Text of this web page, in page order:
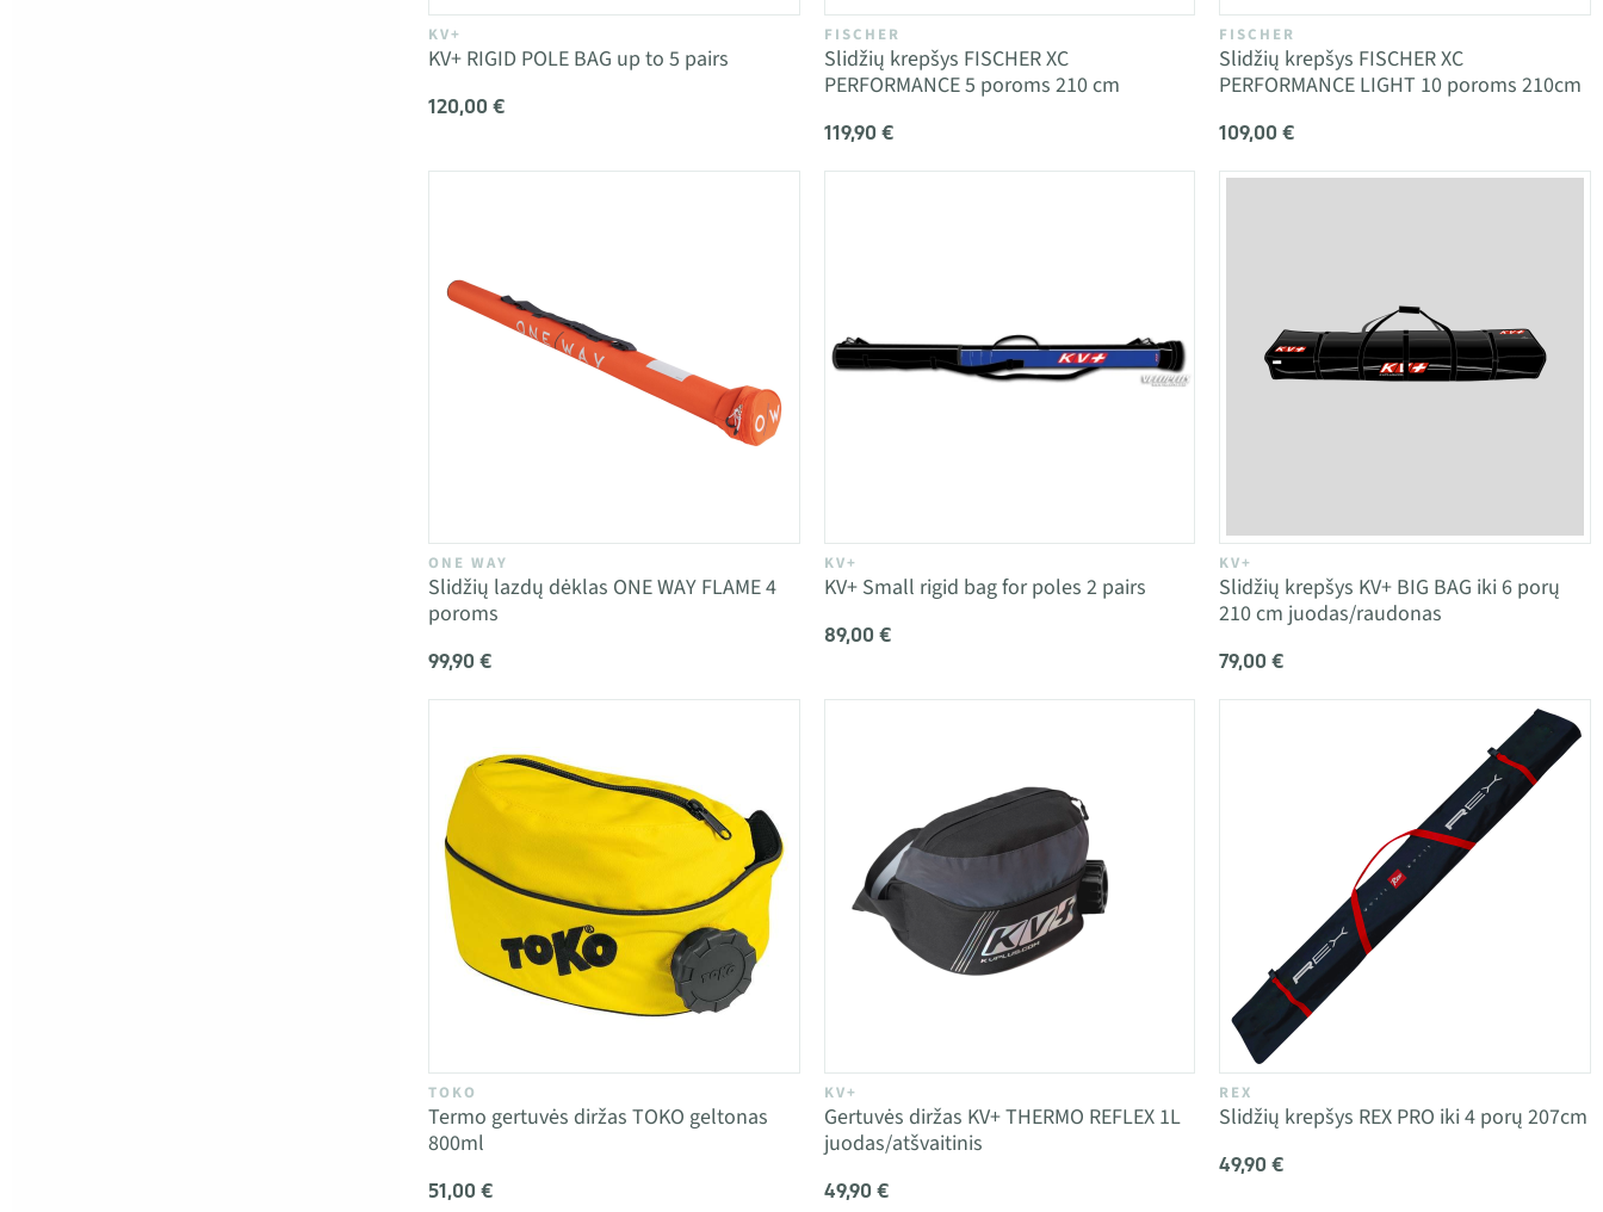
KV+
KV+ RIGID POLE BAG up to 5 pairs
120,00 €
FISCHER
Slidžių krepšys FISCHER XC
PERFORMANCE 5 poroms 210 cm
119,90 €
FISCHER
Slidžių krepšys FISCHER XC
PERFORMANCE LIGHT 10 poroms 210cm
109,00 €
ONE WAY
Slidžių lazdų dėklas ONE WAY FLAME 4
poroms
99,90 €
KV+
KV+ Small rigid bag for poles 2 pairs
89,00 €
KV+
Slidžių krepšys KV+ BIG BAG iki 6 porų
210 cm juodas/raudonas
79,00 €
TOKO
Termo gertuvės diržas TOKO geltonas
800ml
51,00 €
KV+
Gertuvės diržas KV+ THERMO REFLEX 1L
juodas/atšvaitinis
49,90 €
REX
Slidžių krepšys REX PRO iki 4 porų 207cm
49,90 €